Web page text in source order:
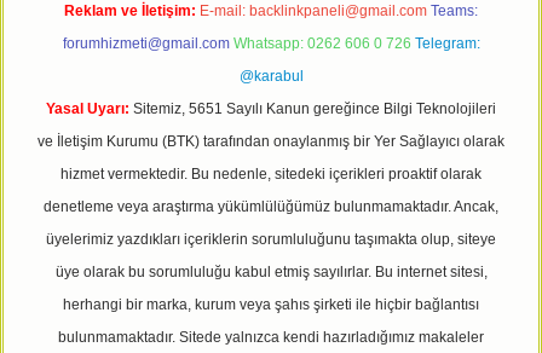
Reklam ve İletişim: E-mail: backlinkpaneli@gmail.com Teams:
forumhizmeti@gmail.com Whatsapp: 0262 606 0 726 Telegram:
@karabul
Yasal Uyarı: Sitemiz, 5651 Sayılı Kanun gereğince Bilgi Teknolojileri
ve İletişim Kurumu (BTK) tarafından onaylanmış bir Yer Sağlayıcı olarak
hizmet vermektedir. Bu nedenle, sitedeki içerikleri proaktif olarak
denetleme veya araştırma yükümlülüğümüz bulunmamaktadır. Ancak,
üyelerimiz yazdıkları içeriklerin sorumluluğunu taşımakta olup, siteye
üye olarak bu sorumluluğu kabul etmiş sayılırlar. Bu internet sitesi,
herhangi bir marka, kurum veya şahıs şirketi ile hiçbir bağlantısı
bulunmamaktadır. Sitede yalnızca kendi hazırladığımız makaleler